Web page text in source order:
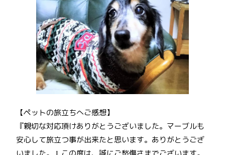
【ペットの旅立ちへご感想】
『親切な対応頂けありがとうございました。マーブルも
安心して旅立つ事が出来たと思います。ありがとうござ